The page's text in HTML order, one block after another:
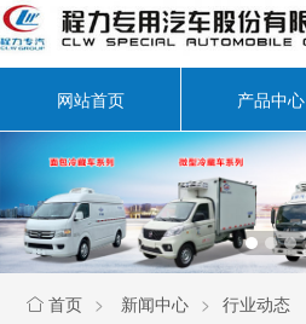
网站首页 产品中心
 首页 > 新闻中心 > 行业动态